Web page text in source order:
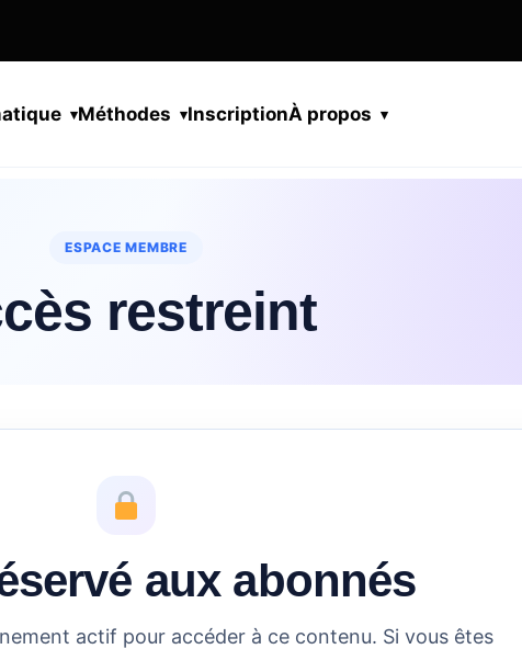
Méthodes InscriptionÀ propos
ESPACE MEMBRE
restreint
aux abonnés
actif pour accéder à ce contenu. Si vous êtes